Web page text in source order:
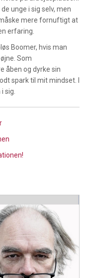
unge i sig selv, men
mere fornuftigt at
erfaring.
Boomer, hvis man
Som
åben og dyrke sin
spark til mit mindset. I
sig.